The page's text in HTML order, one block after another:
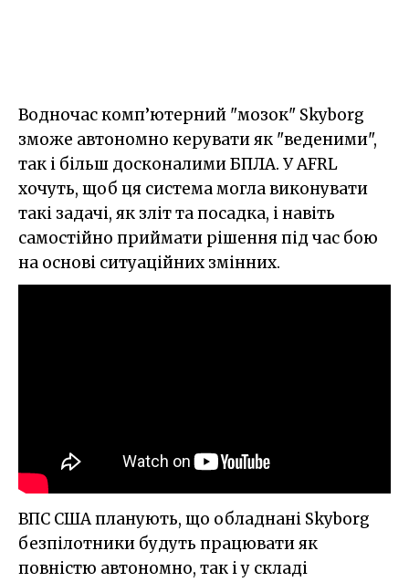
Водночас комп’ютерний "мозок" Skyborg
зможе автономно керувати як "веденими",
так і більш досконалими БПЛА. У AFRL
хочуть, щоб ця система могла виконувати
такі задачі, як зліт та посадка, і навіть
самостійно приймати рішення під час бою
на основі ситуаційних змінних.
ВПС США планують, що обладнані Skyborg
безпілотники будуть працювати як
повністю автономно, так і у складі